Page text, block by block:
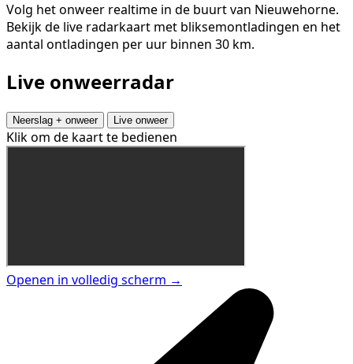
Volg het onweer realtime in de buurt van Nieuwehorne.
Bekijk de live radarkaart met bliksemontladingen en het
aantal ontladingen per uur binnen 30 km.
Live onweerradar
Neerslag + onweer Live onweer
Klik om de kaart te bedienen
Openen in volledig scherm →